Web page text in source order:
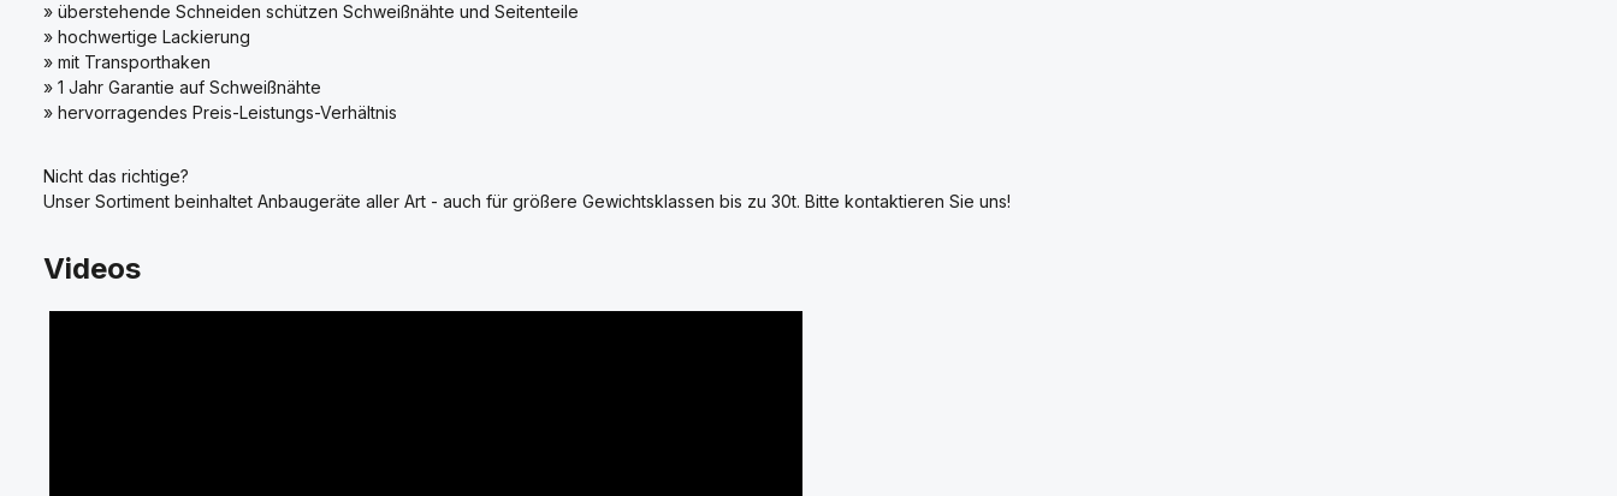
» überstehende Schneiden schützen Schweißnähte und Seitenteile
» hochwertige Lackierung
» mit Transporthaken
» 1 Jahr Garantie auf Schweißnähte
» hervorragendes Preis-Leistungs-Verhältnis
Nicht das richtige?
Unser Sortiment beinhaltet Anbaugeräte aller Art - auch für größere Gewichtsklassen bis zu 30t. Bitte kontaktieren Sie uns!
Videos